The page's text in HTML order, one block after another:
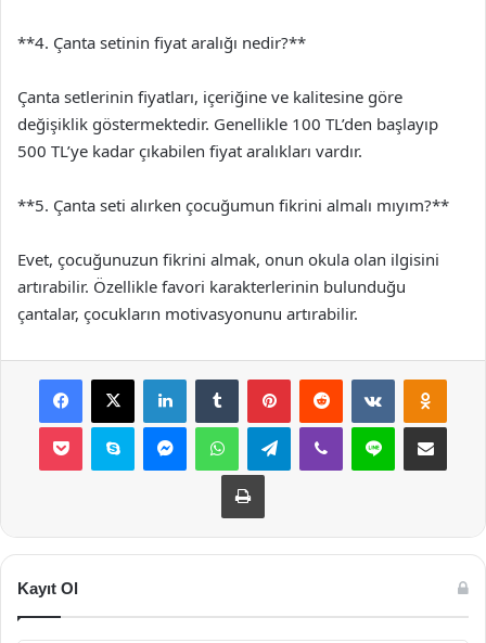
**4. Çanta setinin fiyat aralığı nedir?**
Çanta setlerinin fiyatları, içeriğine ve kalitesine göre
değişiklik göstermektedir. Genellikle 100 TL’den başlayıp
500 TL’ye kadar çıkabilen fiyat aralıkları vardır.
**5. Çanta seti alırken çocuğumun fikrini almalı mıyım?**
Evet, çocuğunuzun fikrini almak, onun okula olan ilgisini
artırabilir. Özellikle favori karakterlerinin bulunduğu
çantalar, çocukların motivasyonunu artırabilir.
Facebook
X LinkedInTumblr PinterestReddit VKontakte
Pocket Skype MessengerWhatsAppTelegramViber Line E-Posta ile
Yazdır
Kayıt Ol